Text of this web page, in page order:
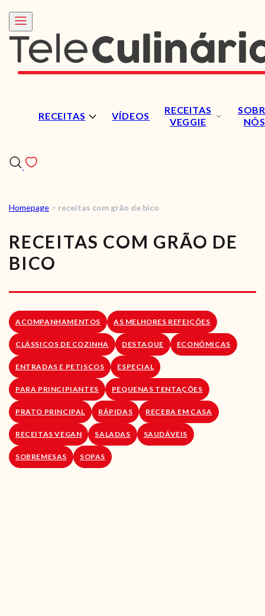
RECEITAS VÍDEOS
RECEITAS
VEGGIE
NÓS
RECEITAS
VÍDEOS
LOJA ONLINE
BLOG
Homepage > receitas com grão de bico
RECEITAS COM GRÃO DE
BICO
ACOMPANHAMENTOS AS MELHORES REFEIÇÕES
CLÁSSICOS DE COZINHA DESTAQUE ECONÓMICAS
ENTRADAS E PETISCOS ESPECIAL
PARA PRINCIPIANTES PEQUENAS TENTAÇÕES
PRATO PRINCIPAL RÁPIDAS RECEBA EM CASA
RECEITAS VEGAN SALADAS SAUDÁVEIS
SOBREMESAS SOPAS